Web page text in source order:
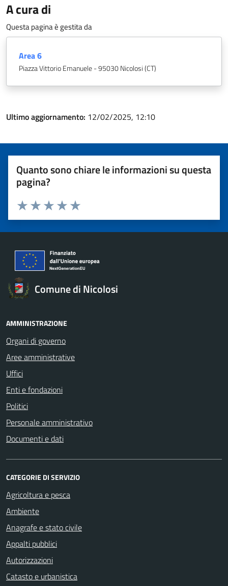
A cura di
Questa pagina è gestita da
Area 6
Piazza Vittorio Emanuele - 95030 Nicolosi (CT)
Ultimo aggiornamento: 12/02/2025, 12:10
Quanto sono chiare le informazioni su questa
pagina?
Valuta 5 stelle su 5
Valuta 4 stelle su 5
Valuta 3 stelle su 5
Valuta 2 stelle su 5
Valuta 1 stelle su 5
Comune di Nicolosi
AMMINISTRAZIONE
Organi di governo
Aree amministrative
Uffici
Enti e fondazioni
Politici
Personale amministrativo
Documenti e dati
CATEGORIE DI SERVIZIO
Agricoltura e pesca
Ambiente
Anagrafe e stato civile
Appalti pubblici
Autorizzazioni
Catasto e urbanistica